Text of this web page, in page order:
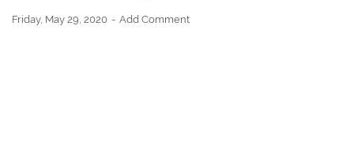
Friday, May 29, 2020 Add Comment